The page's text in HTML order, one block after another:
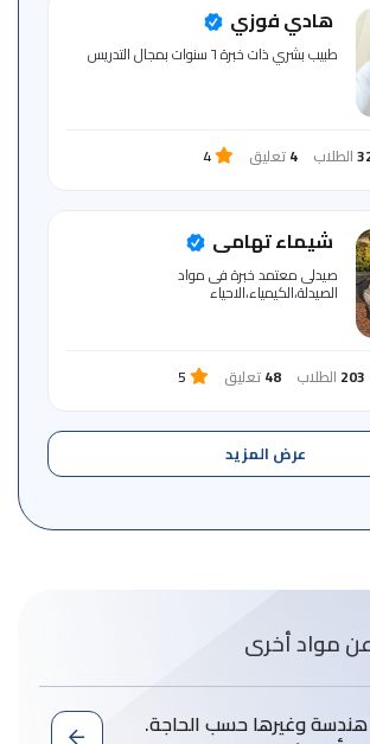
هادي فوزي
طبيب بشري ذات خبرة ٦ سنوات بمجال التدريس
الطلاب 4تعليق 4
شيماء تهامى
صيدلى معتمد خبرة فى مواد
الصيدلة،الكيمياء،الاحياء
203 الطلاب 48تعليق 5
عرض المزيد
مواد أخرى
هندسة وغيرها حسب الحاجة.